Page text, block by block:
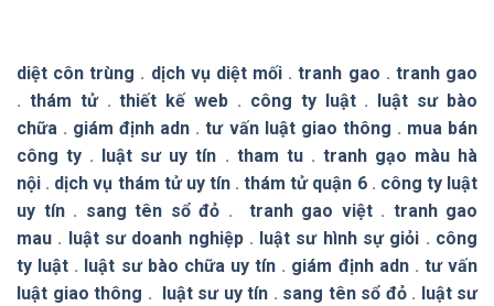
diệt côn trùng . dịch vụ diệt mối .tranh gao . tranh gao
. thám tử.thiết kế web . công ty luật.
luật sư bào
chữa . giám định adn .tư vấn luật giao thông . mua bán
công ty . luật sư uy tín . tham tu. tranh gạo màu hà
nội . dịch vụ thám tử uy tín.thám tử quận 6. công ty luật
uy tín. sang tên sổ đỏ . tranh gao việt. tranh gao
mau . luật sư doanh nghiệp. luật sư hình sự giỏi . công
ty luật . luật sư bào chữa uy tín . giám định adn. tư vấn
luật giao thông . luật sư uy tín . sang tên sổ đỏ. luật sư